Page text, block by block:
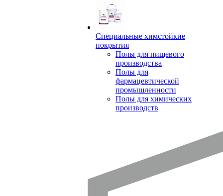
Специальные химстойкие
покрытия
Полы для пищевого
производства
Полы для
фармацевтической
промышленности
Полы для химических
производств